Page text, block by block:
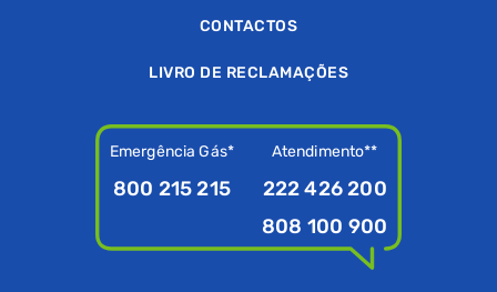
CONTACTOS
LIVRO DE RECLAMAÇÕES
Emergência Gás*
800 215 215
Atendimento**
222 426 200
808 100 900